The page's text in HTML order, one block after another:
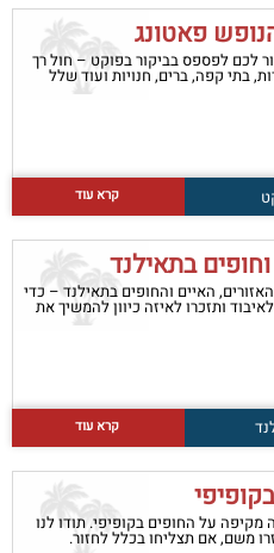
פאטונג
לכם לפספס בביקור בפוקט – חול רך
בתי קפה, ברים, חנויות ועוד שלל
קרא עוד
בתאילנד
האיים והחופים בתאילנד – כדי
ותזכרו לאיזה כיוון להמשיך את
קרא עוד
מקיפה על החופים בקופיפי. תודו לנו
משם, אם תצליחו בכלל לחזור.